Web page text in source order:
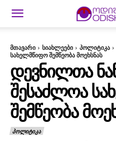
მთავარი სიახლეები პოლიტიკა
სახელმწიფო შემწეობა მოეხსნას
ᲓᲔᲕᲜᲘᲚᲗᲐ
ᲨᲔᲡᲐᲫᲚᲝᲐ
ᲨᲔᲛᲬᲔᲝᲑᲐ
ᲞᲝᲚᲘᲢᲘᲙᲐ